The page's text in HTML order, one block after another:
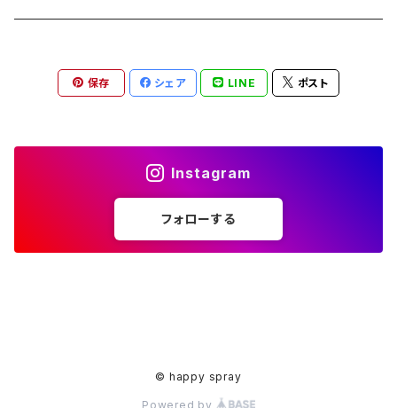
アクセサリー
イヤリング
印鑑ケース
メガネストラップ
アクセサリー
ピアス
保存 シェア LINE ポスト
Instagram
フォローする
© happy spray
Powered by